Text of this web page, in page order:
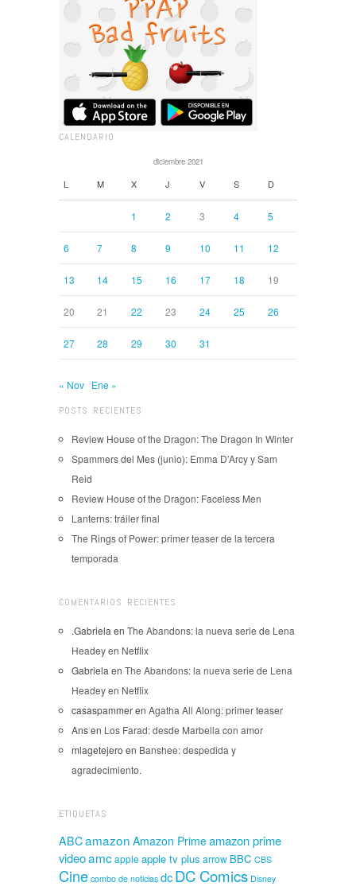
CALENDARIO
diciembre 2021
L M X J V S D
1 2 3 4 5
6 7 8 9 10 11 12
13 14 15 16 17 18 19
20 21 22 23 24 25 26
27 28 29 30 31
« Nov Ene »
POSTS RECIENTES
Review House of the Dragon: The Dragon In Winter
Spammers del Mes (junio): Emma D’Arcy y Sam
Reid
Review House of the Dragon: Faceless Men
Lanterns: tráiler final
The Rings of Power: primer teaser de la tercera
temporada
COMENTARIOS RECIENTES
.Gabriela en The Abandons: la nueva serie de Lena
Headey en Netflix
Gabriela en The Abandons: la nueva serie de Lena
Headey en Netflix
casaspammeren Agatha All Along: primer teaser
Ansen Los Farad: desde Marbella con amor
mlagetejero en Banshee: despedida y
agradecimiento.
ETIQUETAS
ABCamazon Amazon Primeamazon prime
videoamcapple apple tv plus arrow BBC CBS
Cine combo de noticias dcDC Comics Disney